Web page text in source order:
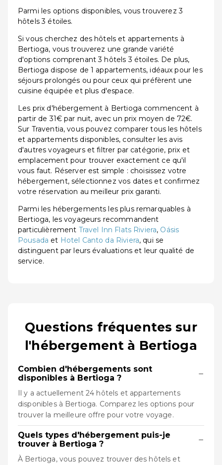
Parmi les options disponibles, vous trouverez 3
hôtels 3 étoiles.
Si vous cherchez des hôtels et appartements à
Bertioga, vous trouverez une grande variété
d'options comprenant 3 hôtels 3 étoiles. De plus,
Bertioga dispose de 1 appartements, idéaux pour les
séjours prolongés ou pour ceux qui préfèrent une
cuisine équipée et plus d'espace.
Les prix d'hébergement à Bertioga commencent à
partir de 31€ par nuit, avec un prix moyen de 72€.
Sur Traventia, vous pouvez comparer tous les hôtels
et appartements disponibles, consulter les avis
d'autres voyageurs et filtrer par catégorie, prix et
emplacement pour trouver exactement ce qu'il
vous faut. Réserver est simple : choisissez votre
hébergement, sélectionnez vos dates et confirmez
votre réservation au meilleur prix garanti.
Parmi les hébergements les plus remarquables à
Bertioga, les voyageurs recommandent
particulièrement Travel Inn Flats Riviera, Oásis
Pousada et Hotel Canto da Riviera, qui se
distinguent par leurs évaluations et leur qualité de
service.
Questions fréquentes sur
l'hébergement à Bertioga
Combien d'hébergements sont
disponibles à Bertioga ?
−
Il y a actuellement 24 hôtels et appartements
disponibles à Bertioga. Comparez les options pour
trouver la meilleure offre pour votre voyage.
Quels types d'hébergement puis-je
trouver à Bertioga ?
−
À Bertioga, vous pouvez trouver des hôtels et